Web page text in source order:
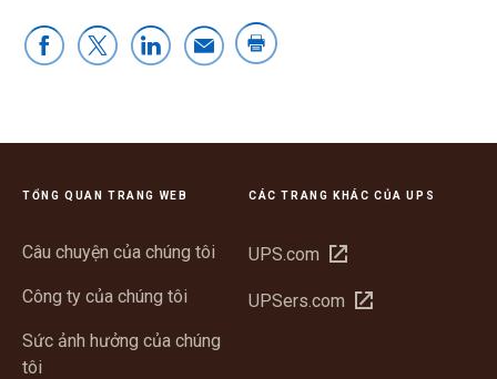
TỔNG QUAN TRANG WEB
Câu chuyện của chúng tôi
Công ty của chúng tôi
Sức ảnh hưởng của chúng
tôi
CÁC TRANG KHÁC CỦA UPS
UPS.com Mở
cửa
UPSers.com Mở